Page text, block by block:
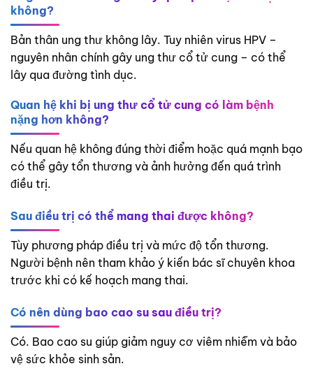
không?
Bản thân ung thư không lây. Tuy nhiên virus HPV –
nguyên nhân chính gây ung thư cổ tử cung – có thể
lây qua đường tình dục.
Quan hệ khi bị ung thư cổ tử cung có làm bệnh
nặng hơn không?
Nếu quan hệ không đúng thời điểm hoặc quá mạnh bạo
có thể gây tổn thương và ảnh hưởng đến quá trình
điều trị.
Sau điều trị có thể mang thai được không?
Tùy phương pháp điều trị và mức độ tổn thương.
Người bệnh nên tham khảo ý kiến bác sĩ chuyên khoa
trước khi có kế hoạch mang thai.
Có nên dùng bao cao su sau điều trị?
Có. Bao cao su giúp giảm nguy cơ viêm nhiễm và bảo
vệ sức khỏe sinh sản.